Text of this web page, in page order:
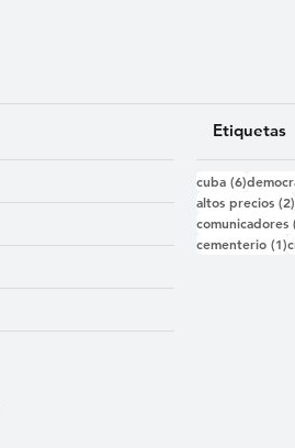
Etiquetas
cuba (6)6
altos precios (2)
comunicadores
cementerio (1)